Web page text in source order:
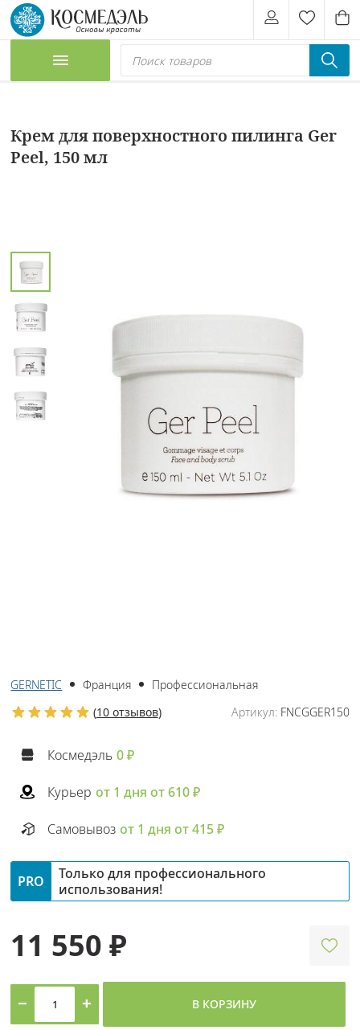
Крем для поверхностного пилинга Ger
Peel, 150 мл
GERNETIC Франция
Профессиональная
Артикул:FNCGGER150
(10 отзывов)
Космедэль 0 ₽
Курьер от 1 дня от 610 ₽
Самовывоз от 1 дня от 415 ₽
PRO
Только для профессионального
использования!
11 550 ₽
− + В КОРЗИНУ